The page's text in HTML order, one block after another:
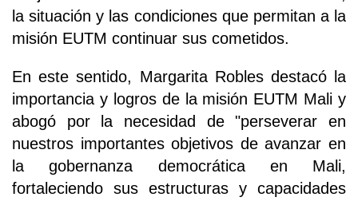
la situación y las condiciones que permitan a la
misión EUTM continuar sus cometidos.
En este sentido, Margarita Robles destacó la
importancia y logros de la misión EUTM Mali y
abogó por la necesidad de "perseverar en
nuestros importantes objetivos de avanzar en
la gobernanza democrática en Mali,
fortaleciendo sus estructuras y capacidades